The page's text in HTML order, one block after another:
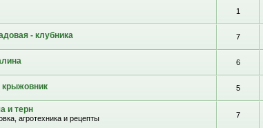
1
- клубника 7
6
5
и терн
агротехника и рецепты 7